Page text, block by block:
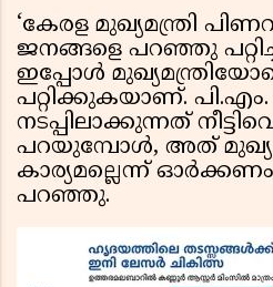
‘കേരള മുഖ്യമന്ത്രി
ജനങ്ങളെ പറഞ്ഞു
ഇപ്പോൾ
പറ്റിക്കുകയാണ്. പി.എം.
നടപ്പിലാക്കുന്നത്
പറയുമ്പോൾ, അത്
കാര്യമല്ലെന്ന്
പറഞ്ഞു.